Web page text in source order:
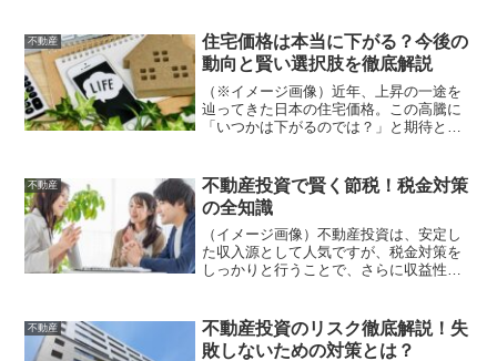
不動産
住宅価格は本当に下がる？今後の
動向と賢い選択肢を徹底解説
（※イメージ画像）近年、上昇の一途を
辿ってきた日本の住宅価格。この高騰に
「いつかは下がるのでは？」と期待と不
世代の方々にとって、再び価格が暴落す
る可能性は無視できない問...
不動産
不動産投資で賢く節税！税金対策
の全知識
（イメージ画像）不動産投資は、安定し
た収入源として人気ですが、税金対策を
しっかりと行うことで、さらに収益性を
多岐にわたります。この記事では、不動
産投資における節税の基本...
不動産
不動産投資のリスク徹底解説！失
敗しないための対策とは？